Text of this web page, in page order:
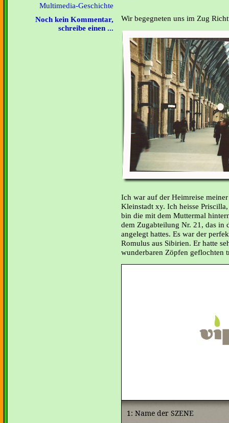
Multimedia-Geschichte
Noch kein Kommentar,
schreibe einen ...
Wir begegneten uns im Zug
Ich war auf der Heimreise
Kleinstadt xy. Ich heisse
bin die mit dem Muttermal
dem Zugabteilung Nr. 21, das in
angelegt hattes. Es war der
Romulus aus Sibirien. Er hatte
wunderbaren Zöpfen geflochten